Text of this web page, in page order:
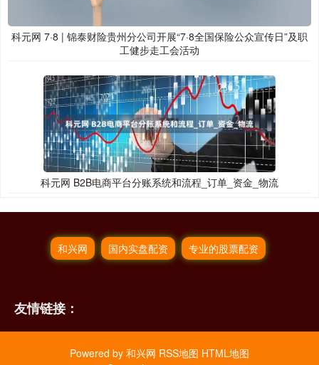
科元网 7·8 | 锦泰财险贵州分公司开展“7·8全国保险公众宣传日”及职
工健步走工会活动
科元网 B2B电商平台分账系统和流程_订单_资金_物流
和兴网 国内实盘配资 专业的股票配资
友情链接：
Powered by 和兴网 RSS地图 HTML地图